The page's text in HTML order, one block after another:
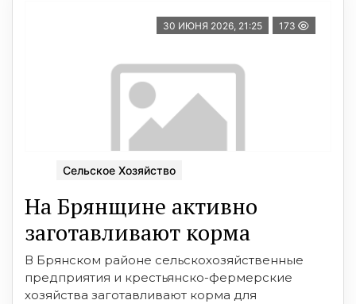
30 ИЮНЯ 2026, 21:25 173
Сельское Хозяйство
На Брянщине активно
заготавливают корма
В Брянском районе сельскохозяйственные
предприятия и крестьянско-фермерские
хозяйства заготавливают корма для